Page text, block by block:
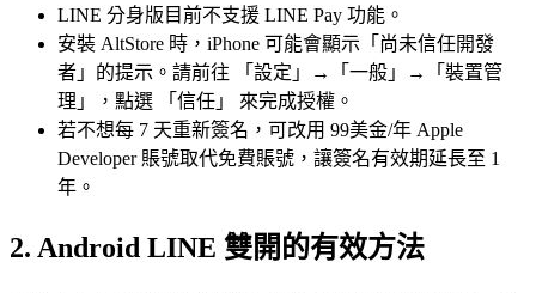
LINE 分身版目前不支援 LINE Pay 功能。
安裝 AltStore 時，iPhone 可能會顯示「尚未信任開發
者」的提示。請前往 「設定」→「一般」→「裝置管
理」，點選 「信任」 來完成授權。
若不想每 7 天重新簽名，可改用 99美金/年 Apple
Developer 賬號取代免費賬號，讓簽名有效期延長至 1
年。
2. Android LINE 雙開的有效方法